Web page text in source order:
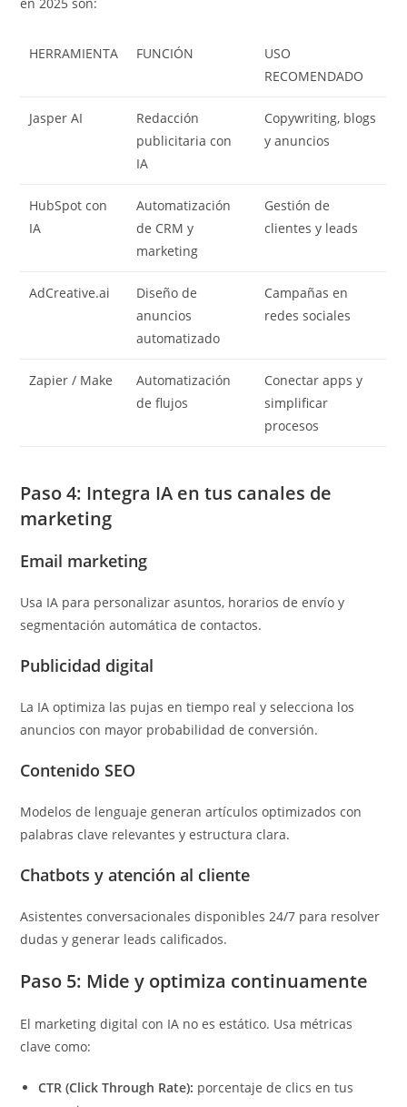
HERRAMIENTA FUNCIÓN
USO
RECOMENDADO
Jasper AI
Redacción
publicitaria con
IA
Copywriting, blogs
y anuncios
HubSpot con
IA
Automatización
de CRM y
marketing
Gestión de
clientes y leads
AdCreative.ai
Diseño de
anuncios
automatizado
Campañas en
redes sociales
Zapier / Make
Automatización
de flujos
Conectar apps y
simplificar
procesos
Paso 4: Integra IA en tus canales de
marketing
Email marketing
Usa IA para personalizar asuntos, horarios de envío y
segmentación automática de contactos.
Publicidad digital
La IA optimiza las pujas en tiempo real y selecciona los
anuncios con mayor probabilidad de conversión.
Contenido SEO
Modelos de lenguaje generan artículos optimizados con
palabras clave relevantes y estructura clara.
Chatbots y atención al cliente
Asistentes conversacionales disponibles 24/7 para resolver
dudas y generar leads calificados.
Paso 5: Mide y optimiza continuamente
El marketing digital con IA no es estático. Usa métricas
clave como:
CTR (Click Through Rate): porcentaje de clics en tus